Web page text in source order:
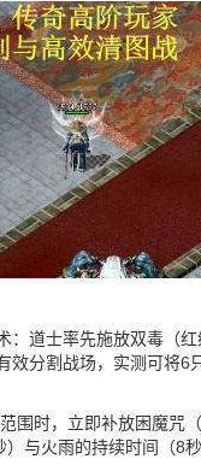
：道士率先施放双毒（
效分割战场，实测可将6
围时，立即补放困魔咒
与火雨的持续时间（8